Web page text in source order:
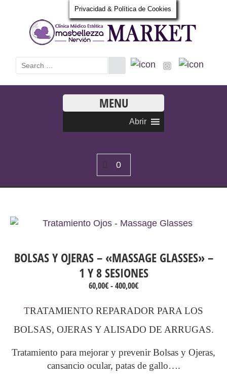
MENU
Abrir
0
BOLSAS Y OJERAS – «MASSAGE GLASSES» –
1 Y 8 SESIONES
60,00€-400,00€Rango
precios:
desde
60,00€
hasta
TRATAMIENTO REPARADOR PARA LOS
BOLSAS, OJERAS Y ALISADO DE ARRUGAS.
Tratamiento para mejorar y prevenir Bolsas y Ojeras,
cansancio ocular, patas de gallo….
Privacidad & Política de Cookies